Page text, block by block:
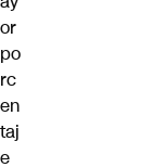
or
po
rc
en
taj
e